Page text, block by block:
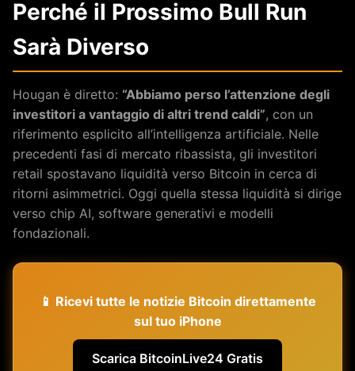
Perché il Prossimo Bull Run
Sarà Diverso
Hougan è diretto: “Abbiamo perso l’attenzione degli
investitori a vantaggio di altri trend caldi”, con un
riferimento esplicito all’intelligenza artificiale. Nelle
precedenti fasi di mercato ribassista, gli investitori
retail spostavano liquidità verso Bitcoin in cerca di
ritorni asimmetrici. Oggi quella stessa liquidità si dirige
verso chip AI, software generativi e modelli
fondazionali.
📱 Ricevi tutte le notizie Bitcoin direttamente
sul tuo iPhone
Scarica BitcoinLive24 Gratis